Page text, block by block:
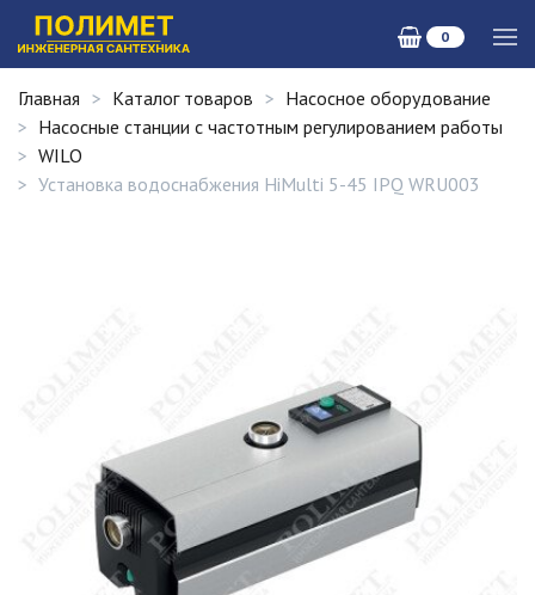
0
Главная Каталог товаров
Насосное оборудование
Насосные станции с частотным регулированием работы
WILO
Установка водоснабжения HiMulti 5-45 IPQ WRU003